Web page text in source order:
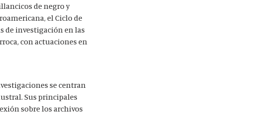
de negro y
el Ciclo de
de investigación en las
con actuaciones en
se centran
Sus principales
sobre los archivos